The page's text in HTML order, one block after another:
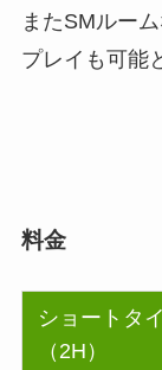
またSMルー
プレイも可能
料金
ショートタ
（2H）